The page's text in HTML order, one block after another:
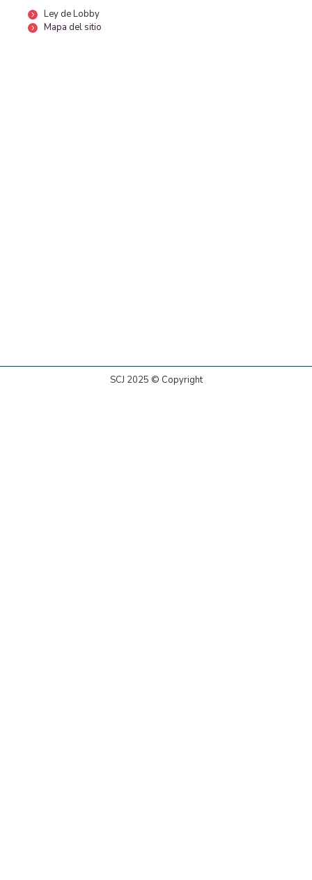
Ley de Lobby
Mapa del sitio
SCJ 2025 © Copyright